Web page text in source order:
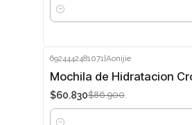
Cantidad
-30%
6924442481071| Aonijie
Mochila de Hidratacion
$60.830$86.900